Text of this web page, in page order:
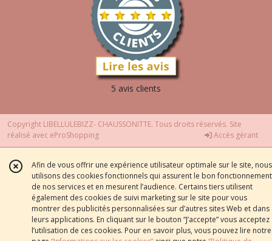
5 avis clients
Copyright LIBELLULEBIZZ- CHAUSSONITTE. Tous droits réservés. Site
réalisé avec eProShopping Accès gérant
Afin de vous offrir une expérience utilisateur optimale sur le site, nous
utilisons des cookies fonctionnels qui assurent le bon fonctionnement
de nos services et en mesurent l’audience. Certains tiers utilisent
également des cookies de suivi marketing sur le site pour vous
montrer des publicités personnalisées sur d’autres sites Web et dans
leurs applications. En cliquant sur le bouton “J’accepte” vous acceptez
l’utilisation de ces cookies. Pour en savoir plus, vous pouvez lire notre